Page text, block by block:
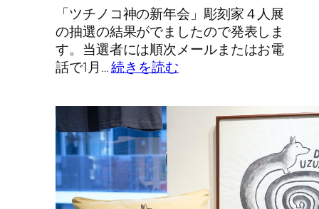
す
る
本
日
よ
「ツチノコ神の新年会」彫刻家４人展
の抽選の結果がでましたので発表しま
す。当選者には順次メールまたはお電
話で1月…続きを読む:
チ
新